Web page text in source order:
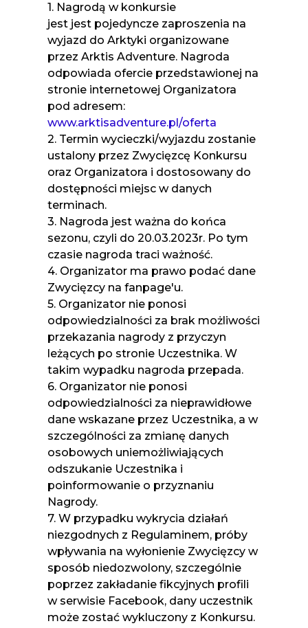
1. Nagrodą w konkursie
jest jest pojedyncze zaproszenia na
wyjazd do Arktyki organizowane
przez Arktis Adventure. Nagroda
odpowiada ofercie przedstawionej na
stronie internetowej Organizatora
pod adresem:
www.arktisadventure.pl/oferta
2. Termin wycieczki/wyjazdu zostanie
ustalony przez Zwycięzcę Konkursu
oraz Organizatora i dostosowany do
dostępności miejsc w danych
terminach.
3. Nagroda jest ważna do końca
sezonu, czyli do 20.03.2023r. Po tym
czasie nagroda traci ważność.
4. Organizator ma prawo podać dane
Zwycięzcy na fanpage'u.
5. Organizator nie ponosi
odpowiedzialności za brak możliwości
przekazania nagrody z przyczyn
leżących po stronie Uczestnika. W
takim wypadku nagroda przepada.
6. Organizator nie ponosi
odpowiedzialności za nieprawidłowe
dane wskazane przez Uczestnika, a w
szczególności za zmianę danych
osobowych uniemożliwiających
odszukanie Uczestnika i
poinformowanie o przyznaniu
Nagrody.
7. W przypadku wykrycia działań
niezgodnych z Regulaminem, próby
wpływania na wyłonienie Zwycięzcy w
sposób niedozwolony, szczególnie
poprzez zakładanie fikcyjnych profili
w serwisie Facebook, dany uczestnik
może zostać wykluczony z Konkursu.